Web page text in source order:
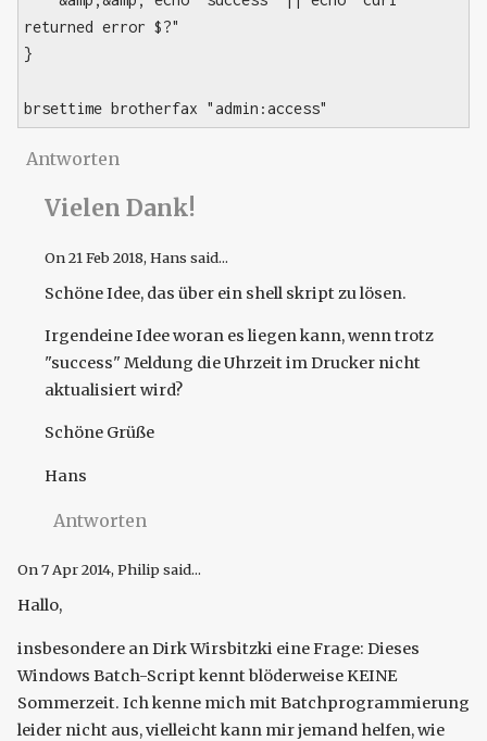
returned error $?"
}
brsettime brotherfax "admin:access"
Antworten
Vielen Dank!
On21 Feb 2018, Hans said...
Schöne Idee, das über ein shell skript zu lösen.
Irgendeine Idee woran es liegen kann, wenn trotz
"success" Meldung die Uhrzeit im Drucker nicht
aktualisiert wird?
Schöne Grüße
Hans
Antworten
On7 Apr 2014, Philip said...
Hallo,
insbesondere an Dirk Wirsbitzki eine Frage: Dieses
Windows Batch-Script kennt blöderweise KEINE
Sommerzeit. Ich kenne mich mit Batchprogrammierung
leider nicht aus, vielleicht kann mir jemand helfen, wie